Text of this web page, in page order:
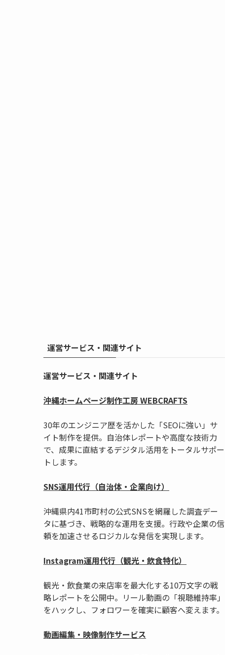
運営サービス・関連サイト
運営サービス・関連サイト
沖縄ホームページ制作工房 WEBCRAFTS
30年のエンジニア歴を活かした「SEOに強い」サ
イト制作を提供。自治体レポートや高度な技術力
で、成果に直結するデジタル活用をトータルサポー
トします。
SNS運用代行（自治体・企業向け）
沖縄県内41市町村の公式SNSを網羅した調査デー
タに基づき、戦略的な運用を支援。行政や企業の信
頼を加速させるロジカルな発信を実現します。
Instagram運用代行（観光・飲食特化）
観光・飲食業の来店率を最大化する10万文字の戦
略レポートを公開中。リール動画の「視聴維持率」
をハックし、フォロワーを確実に顧客へ変えます。
動画編集・映像制作サービス